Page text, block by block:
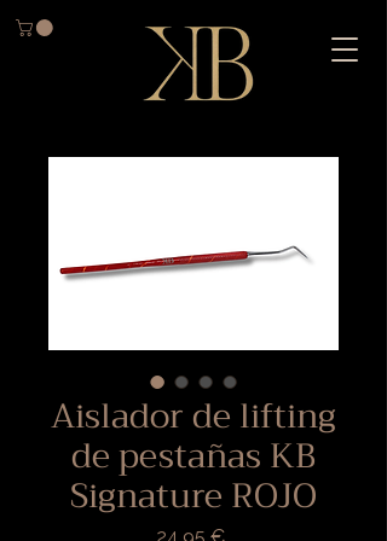
Aislador de lifting
de pestañas KB
Signature ROJO
Precio